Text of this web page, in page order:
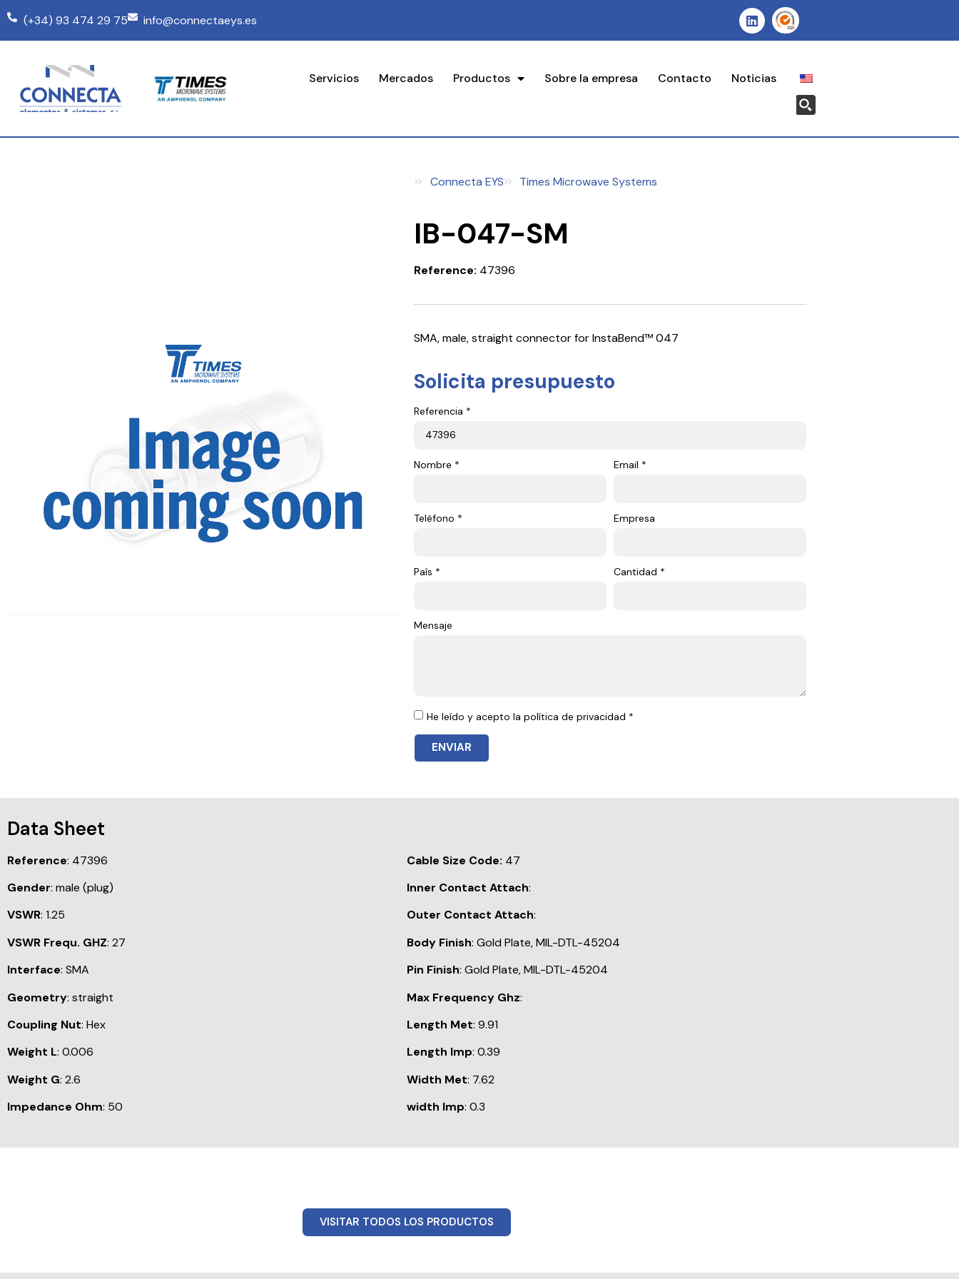
(+34) 93 474 29 75 info@connectaeys.es
Servicios Mercados Productos Sobre la empresa Contacto Noticias
Connecta EYS Times Microwave Systems
IB-047-SM
Reference: 47396
SMA, male, straight connector for InstaBend™ 047
Solicita presupuesto
Referencia *
Nombre * Email *
Teléfono * Empresa
País * Cantidad *
Mensaje
He leído y acepto la política de privacidad *
ENVIAR
Data Sheet
Reference: 47396
Gender: male (plug)
VSWR: 1.25
VSWR Frequ. GHZ: 27
Interface: SMA
Geometry: straight
Coupling Nut: Hex
Weight L: 0.006
Weight G: 2.6
Impedance Ohm: 50
Cable Size Code: 47
Inner Contact Attach:
Outer Contact Attach:
Body Finish: Gold Plate, MIL-DTL-45204
Pin Finish: Gold Plate, MIL-DTL-45204
Max Frequency Ghz:
Length Met: 9.91
Length Imp: 0.39
Width Met: 7.62
width Imp: 0.3
VISITAR TODOS LOS PRODUCTOS